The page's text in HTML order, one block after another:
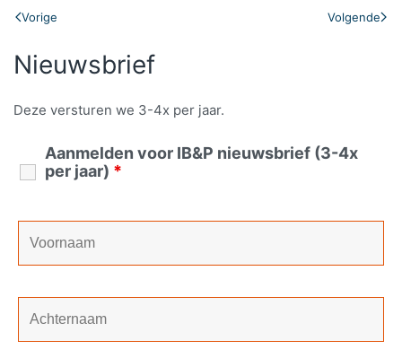
Vorige Volgende
Nieuwsbrief
Deze versturen we 3-4x per jaar.
Aanmelden voor IB&P nieuwsbrief (3-4x
per jaar) *